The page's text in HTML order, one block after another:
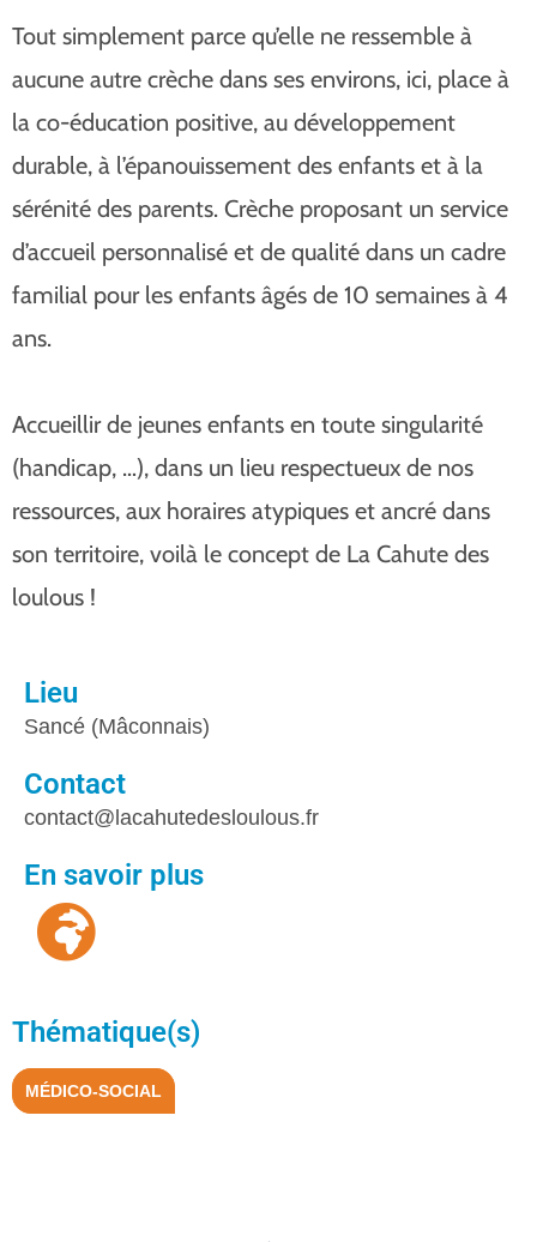
Tout simplement parce qu’elle ne ressemble à
aucune autre crèche dans ses environs, ici, place à
la co-éducation positive, au développement
durable, à l’épanouissement des enfants et à la
sérénité des parents. Crèche proposant un service
d’accueil personnalisé et de qualité dans un cadre
familial pour les enfants âgés de 10 semaines à 4
ans.
Accueillir de jeunes enfants en toute singularité
(handicap, …), dans un lieu respectueux de nos
ressources, aux horaires atypiques et ancré dans
son territoire, voilà le concept de La Cahute des
loulous !
Lieu
Sancé (Mâconnais)
Contact
contact@lacahutedesloulous.fr
En savoir plus
Thématique(s)
MÉDICO-SOCIAL